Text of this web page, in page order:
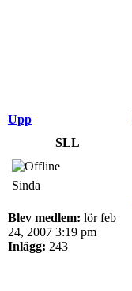
Upp
SLL
Sinda
Blev medlem: lör feb
24, 2007 3:19 pm
Inlägg: 243